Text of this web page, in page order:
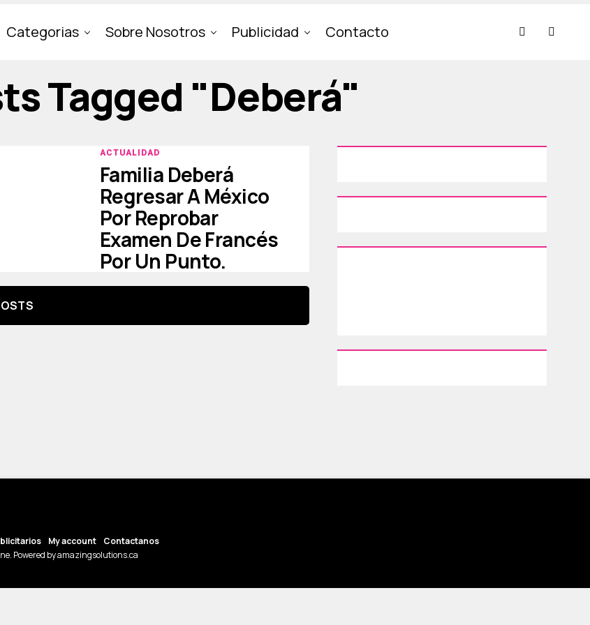
Categorias Sobre Nosotros Publicidad Contacto
Tagged "deberá"
ACTUALIDAD
Familia Deberá
Regresar A México
Por Reprobar
Examen De Francés
Por Un Punto.
My account
Contactanos
Powered by amazingsolutions.ca